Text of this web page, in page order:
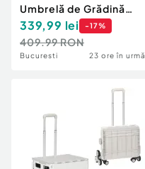
Umbrelă de Grădină
Rotundă cu 4 Roți și
Frâne, din Oțel și
Rășină, Ø52x41 cm,
339,99 lei -17%
409.99 RON
Bucuresti 23 ore în urmă